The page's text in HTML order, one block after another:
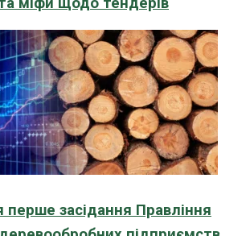
перше засідання Правління